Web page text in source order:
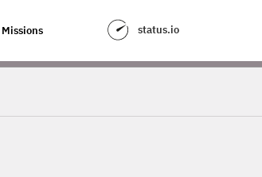
Missions status.io